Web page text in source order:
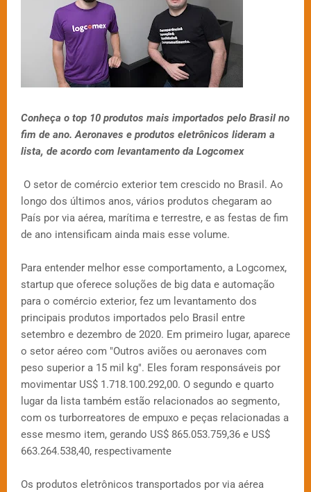
Conheça o top 10 produtos mais importados pelo Brasil no
fim de ano. Aeronaves e produtos eletrônicos lideram a
lista, de acordo com levantamento da Logcomex
O setor de comércio exterior tem crescido no Brasil. Ao
longo dos últimos anos, vários produtos chegaram ao
País por via aérea, marítima e terrestre, e as festas de fim
de ano intensificam ainda mais esse volume.
Para entender melhor esse comportamento, a Logcomex,
startup que oferece soluções de big data e automação
para o comércio exterior, fez um levantamento dos
principais produtos importados pelo Brasil entre
setembro e dezembro de 2020. Em primeiro lugar, aparece
o setor aéreo com "Outros aviões ou aeronaves com
peso superior a 15 mil kg". Eles foram responsáveis por
movimentar US$ 1.718.100.292,00. O segundo e quarto
lugar da lista também estão relacionados ao segmento,
com os turborreatores de empuxo e peças relacionadas a
esse mesmo item, gerando US$ 865.053.759,36 e US$
663.264.538,40, respectivamente
Os produtos eletrônicos transportados por via aérea